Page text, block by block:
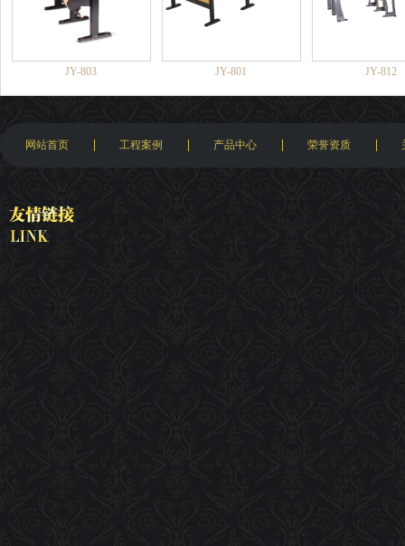
JY-803 JY-801 JY-812
网站首页 工程案例 产品中心 荣誉资质